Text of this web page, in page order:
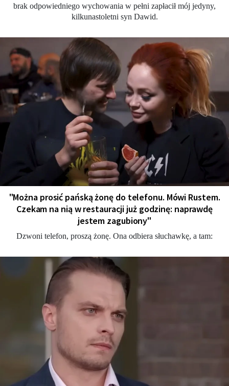
brak odpowiedniego wychowania w pełni zapłacił mój jedyny,
kilkunastoletni syn Dawid.
"Można prosić pańską żonę do telefonu. Mówi Rustem.
Czekam na nią w restauracji już godzinę: naprawdę
jestem zagubiony"
Dzwoni telefon, proszą żonę. Ona odbiera słuchawkę, a tam: